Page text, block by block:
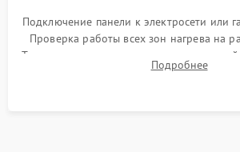
Подключение панели к электросети или
Проверка работы всех зон нагрева на
Тестирование сенсорного управления,
остаточного тепла и систем защиты
Подробнее